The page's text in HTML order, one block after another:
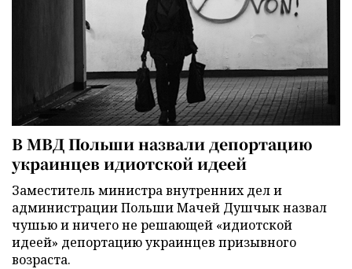
В МВД Польши назвали депортацию
украинцев идиотской идеей
Заместитель министра внутренних дел и
администрации Польши Мачей Душчык назвал
чушью и ничего не решающей «идиотской
идеей» депортацию украинцев призывного
возраста.